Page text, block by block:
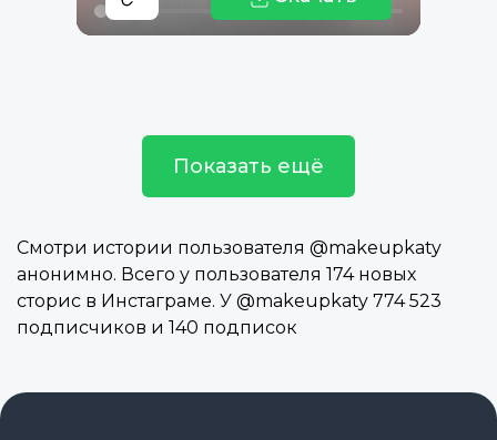
Показать ещё
Смотри истории пользователя @makeupkaty
анонимно. Всего у пользователя 174 новых
сторис в Инстаграме. У @makeupkaty 774 523
подписчиков и 140 подписок